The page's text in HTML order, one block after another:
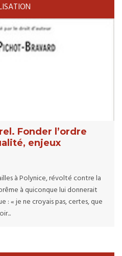
Fonder l’ordre
enjeux
à Polynice, révolté contre la
à quiconque lui donnerait
: « je ne croyais pas, certes, que